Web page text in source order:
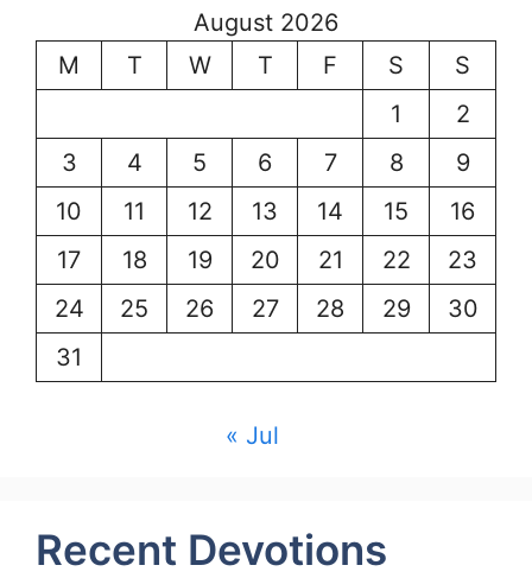
August 2026
M
T W T F S
S
1
2
3
4 5 6 7 8
9
10
11 12 13 14 15
16
17
18 19 20 21 22
23
24
25 26 27 28 29
30
31
« Jul
Recent Devotions